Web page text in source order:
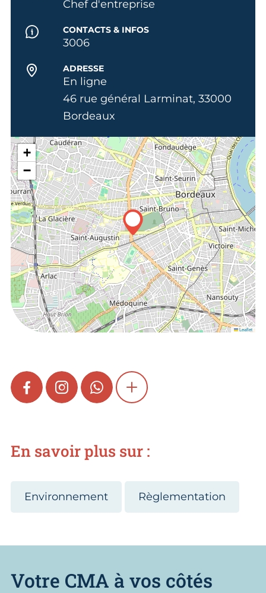
Chef d'entreprise
CONTACTS & INFOS
3006
ADRESSE
En ligne
46 rue général Larminat, 33000
Bordeaux
+
−
Leaflet
FACEBOOKINSTAGRAMWHATSAPPSHOW MORE
En savoir plus sur :
Environnement Règlementation
Votre CMA à vos côtés